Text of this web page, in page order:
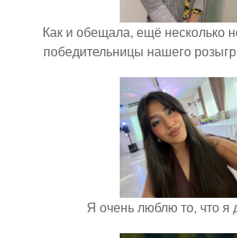
Как и обещала, ещё несколько
победительницы нашего
Я очень люблю то, что я